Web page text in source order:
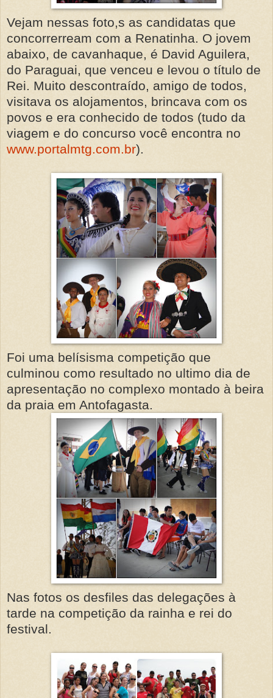
Vejam nessas foto,s as candidatas que
concorrerream com a Renatinha. O jovem
abaixo, de cavanhaque, é David Aguilera,
do Paraguai, que venceu e levou o título de
Rei. Muito descontraído, amigo de todos,
visitava os alojamentos, brincava com os
povos e era conhecido de todos (tudo da
viagem e do concurso você encontra no
www.portalmtg.com.br).
Foi uma belísisma competição que
culminou como resultado no ultimo dia de
apresentação no complexo montado à beira
da praia em Antofagasta.
Nas fotos os desfiles das delegações à
tarde na competição da rainha e rei do
festival.